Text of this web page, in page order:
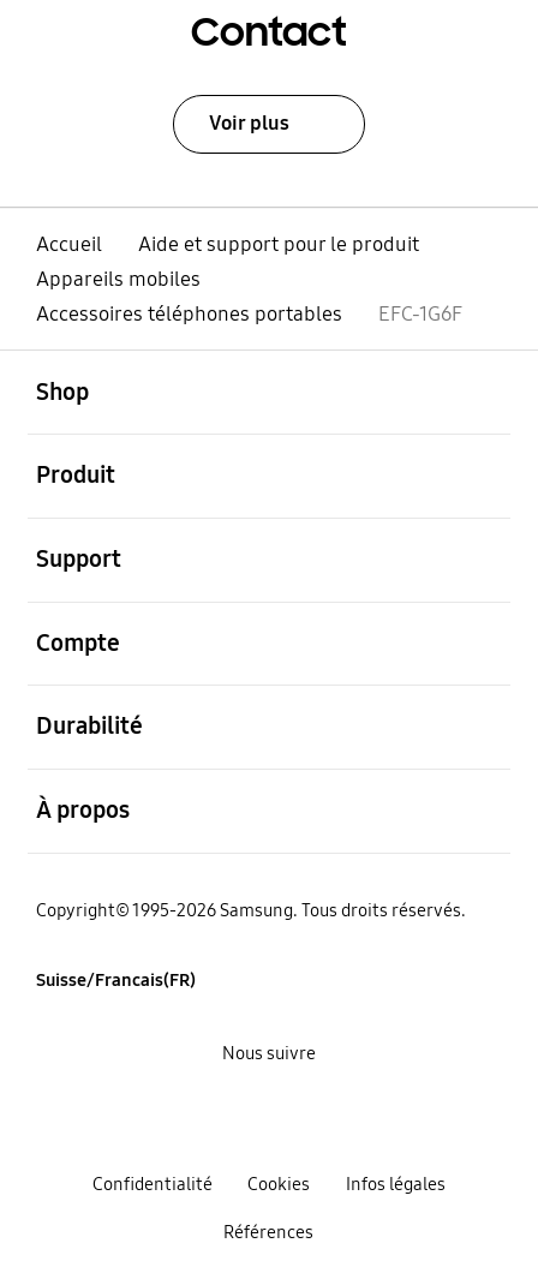
Contact
Voir plus
Accueil
Aide et support pour le produit
Appareils mobiles
Accessoires téléphones portables
EFC-1G6F
Shop
Produit
Support
Compte
Durabilité
À propos
Copyright© 1995-2026 Samsung. Tous droits réservés.
Suisse/Francais(FR)
Confidentialité Cookies Infos légales
Références
Nous suivre